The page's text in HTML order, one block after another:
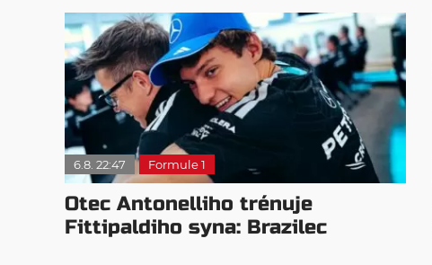
6.8. 22:47 Formule 1
Otec Antonelliho trénuje
Fittipaldiho syna: Brazilec